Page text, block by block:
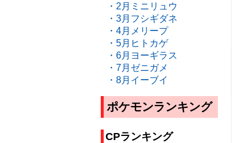
・2月ミニリュウ
・3月フシギダネ
・4月メリープ
・5月ヒトカゲ
・6月ヨーギラス
・7月ゼニガメ
・8月イーブイ
ポケモンランキング
CPランキング